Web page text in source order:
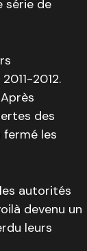
série de
2012.
des
les
autorités
devenu un
leurs